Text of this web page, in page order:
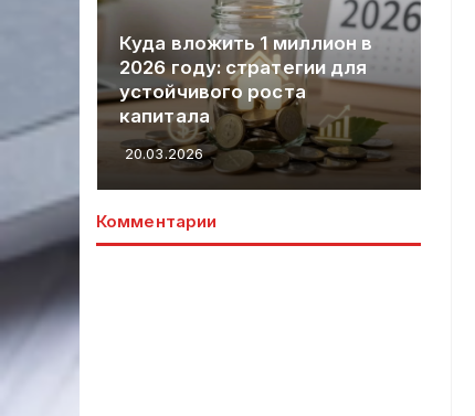
Куда вложить 1 миллион в
2026 году: стратегии для
устойчивого роста
капитала
20.03.2026
Комментарии